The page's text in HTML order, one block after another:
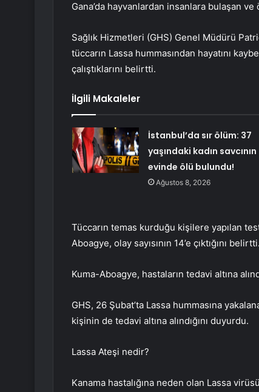
Gana’da hayvanlardan insanlara bulaşan
Sağlık Hizmetleri (GHS) Genel Müdürü
tüccarın Lassa hummasından hayatını
çalıştıklarını belirtti.
İlgili Makaleler
İstanbul’da sır ölüm: 37
yaşındaki kadın savcının
evinde ölü bulundu!
Ağustos 8, 2026
Tüccarın temas kurduğu kişilere yapılan
Aboagye, olay sayısının 14’e çıktığını belirtti.
Kuma-Aboagye, hastaların tedavi altına
GHS, 26 Şubat’ta Lassa hummasına
kişinin de tedavi altına alındığını duyurdu.
Lassa Ateşi nedir?
Kanama hastalığına neden olan Lassa